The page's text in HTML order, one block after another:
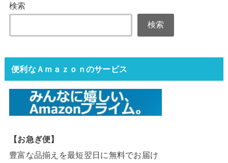
検索
検索
便利なＡｍａｚｏｎのサービス
【お急ぎ便】
豊富な品揃えを最短翌日に無料でお届け